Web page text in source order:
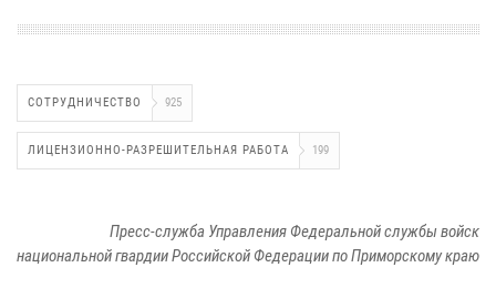
СОТРУДНИЧЕСТВО 925
ЛИЦЕНЗИОННО-РАЗРЕШИТЕЛЬНАЯ РАБОТА 199
Пресс-служба Управления Федеральной службы войск
национальной гвардии Российской Федерации по Приморскому краю